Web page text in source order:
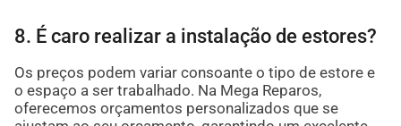
8. É caro realizar a instalação de estores?
Os preços podem variar consoante o tipo de estore e
o espaço a ser trabalhado. Na Mega Reparos,
oferecemos orçamentos personalizados que se